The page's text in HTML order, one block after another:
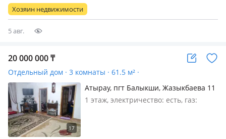
жердеміз бағасын келісуге болады
келіп көріңіздер
Хозяин недвижимости
5 авг.
20 000 000₸
Отдельный дом · 3 комнаты · 61.5 м² ·
Атырау, пгт Балыкши, Жазыкбаева 11
1 этаж, электричество: есть, газ: